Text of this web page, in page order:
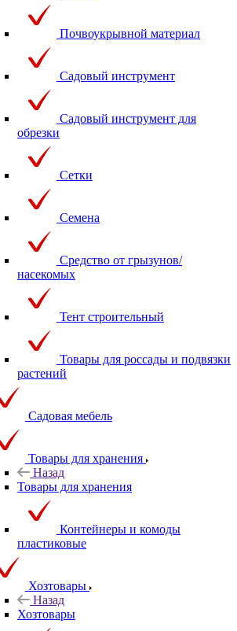
Почвоукрывной материал
Садовый инструмент
Садовый инструмент для
обрезки
Сетки
Семена
Средство от грызунов/
насекомых
Тент строительный
Товары для россады и подвязки
растений
Садовая мебель
Товары для хранения
Назад
Товары для хранения
Контейнеры и комоды
пластиковые
Хозтовары
Назад
Хозтовары